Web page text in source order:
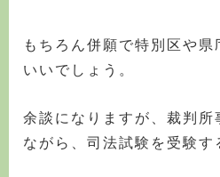
もちろん併願で特別区や県
いいでしょう。
余談になりますが、裁判所
ながら、司法試験を受験す